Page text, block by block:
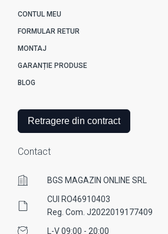
CONTUL MEU
FORMULAR RETUR
MONTAJ
GARANȚIE PRODUSE
BLOG
Retragere din contract
Contact
BGS MAGAZIN ONLINE SRL
CUI RO46910403
Reg. Com. J2022019177409
L-V 09:00 - 20:00